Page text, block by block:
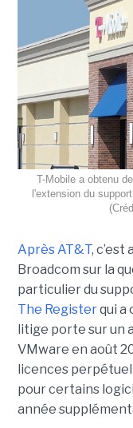
T-Mobile a obtenu
l'extension du
Après AT&T, c’est
Broadcom sur la
particulier du
The Registerqui a
litige porte sur un
VMware en août
licences
pour certains
année